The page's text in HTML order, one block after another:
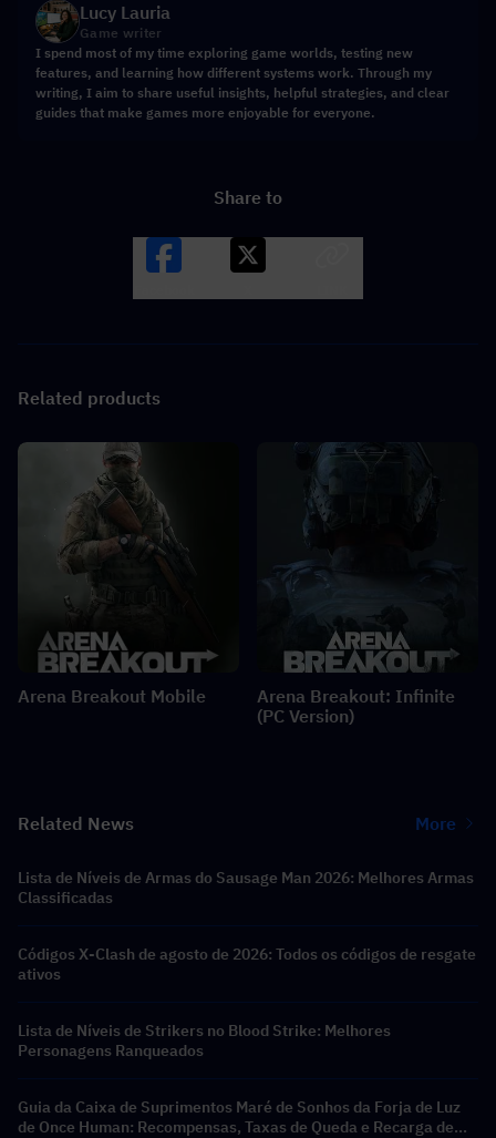
Lucy Lauria
Game writer
I spend most of my time exploring game worlds, testing new
features, and learning how different systems work. Through my
writing, I aim to share useful insights, helpful strategies, and clear
guides that make games more enjoyable for everyone.
Share to
Related products
Arena Breakout Mobile
Arena Breakout: Infinite
(PC Version)
Related News More
Lista de Níveis de Armas do Sausage Man 2026: Melhores Armas
Classificadas
Códigos X-Clash de agosto de 2026: Todos os códigos de resgate
ativos
Lista de Níveis de Strikers no Blood Strike: Melhores
Personagens Ranqueados
Guia da Caixa de Suprimentos Maré de Sonhos da Forja de Luz
de Once Human: Recompensas, Taxas de Queda e Recarga de